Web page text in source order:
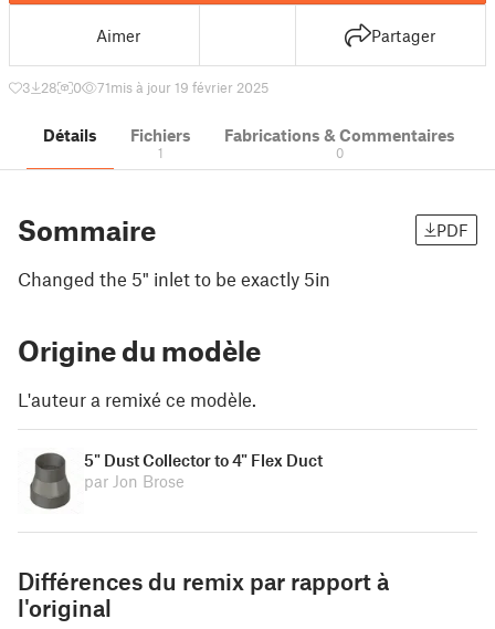
Aimer Partager
3 28 0 71mis à jour 19 février 2025
Détails Fichiers
1
Fabrications & Commentaires
0
Sommaire PDF
Changed the 5" inlet to be exactly 5in
Origine du modèle
L'auteur a remixé ce modèle.
5" Dust Collector to 4" Flex Duct
par Jon Brose
Différences du remix par rapport à
l'original